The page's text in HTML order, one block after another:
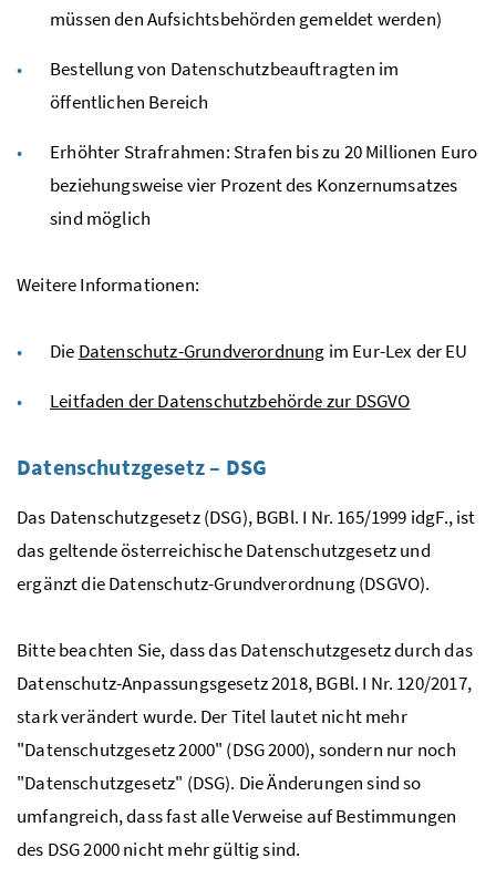
müssen den Aufsichtsbehörden gemeldet werden)
Bestellung von Datenschutzbeauftragten im
öffentlichen Bereich
Erhöhter Strafrahmen: Strafen bis zu 20 Millionen Euro
beziehungsweise vier Prozent des Konzernumsatzes
sind möglich
Weitere Informationen:
Die Datenschutz-Grundverordnung im Eur-Lex derEU
Leitfaden der Datenschutzbehörde zur DSGVO
Datenschutzgesetz – DSG
Das Datenschutzgesetz (DSG),BGBl. I Nr. 165/1999 idgF., ist
das geltende österreichische Datenschutzgesetz und
ergänzt die Datenschutz-Grundverordnung (DSGVO).
Bitte beachten Sie, dass das Datenschutzgesetz durch das
Datenschutz-Anpassungsgesetz 2018,BGBl. I Nr. 120/2017,
stark verändert wurde. Der Titel lautet nicht mehr
"Datenschutzgesetz 2000" (DSG 2000), sondern nur noch
"Datenschutzgesetz" (DSG). Die Änderungen sind so
umfangreich, dass fast alle Verweise auf Bestimmungen
des DSG 2000 nicht mehr gültig sind.